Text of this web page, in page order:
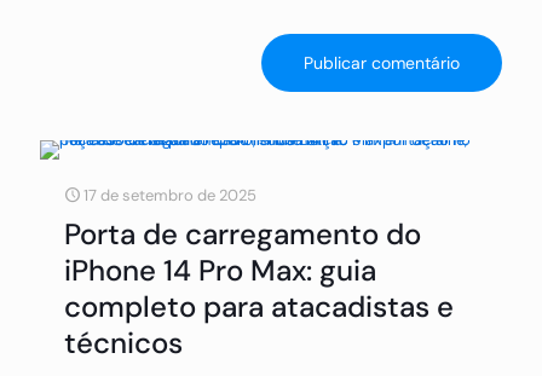
17 de setembro de 2025
Porta de carregamento do
iPhone 14 Pro Max: guia
completo para atacadistas e
técnicos